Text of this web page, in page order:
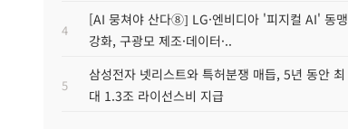
4
[AI 뭉쳐야 산다⑧] LG·엔비디아 '피지컬 AI' 동맹
강화, 구광모 제조·데이터·..
5
삼성전자 넷리스트와 특허분쟁 매듭, 5년 동안 최
대 1.3조 라이선스비 지급